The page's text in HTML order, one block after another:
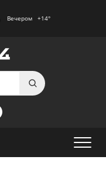
Вечером +14°